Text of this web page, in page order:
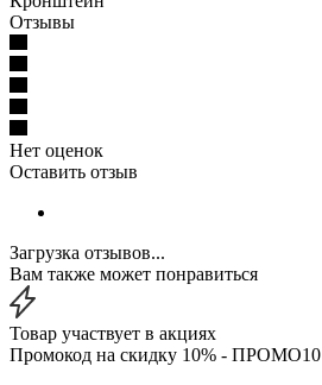
Отзывы
Нет оценок
Оставить отзыв
Загрузка отзывов...
Вам также может понравиться
Товар участвует в акциях
Промокод на скидку 10% - ПРОМО10